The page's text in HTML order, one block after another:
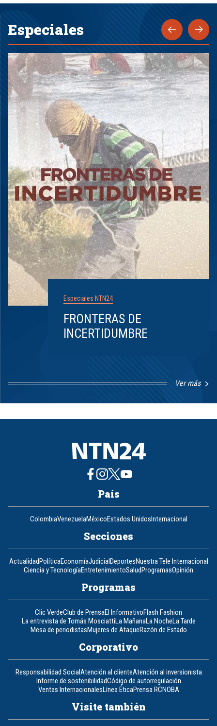
Especiales
Especiales NTN24
FRONTERAS DE
INCERTIDUMBRE
Ver más
1
8
País
ColombiaVenezuelaMéxicoEstados UnidosInternacional
Secciones
ActualidadPolíticaEconomíaJudicialDeportesNuestra Tele Internacional
Ciencia y TecnologíaEntretenimientoSaludProgramasOpinión
Programas
Clic VerdeClub de PrensaEl InformativoFlash Fashion
La entrevista de Tomás MosciattiLa MañanaLa NocheLa Tarde
Mesa de periodistasMujeres de AtaqueRazón de Estado
Corporativo
Responsabilidad SocialAtención al clienteAtención al inversionista
Informe de sostenibilidadCódigo de autorregulación
Ventas InternacionalesLínea ÉticaPrensa RCNOBA
Visite también